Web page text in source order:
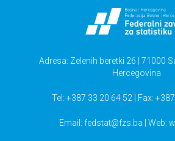
Adresa: Zelenih beretki 26 | 71000
Hercegovina
Tel: +387 33 20 64 52 | Fax:
Email: fedstat@fzs.ba | Web: